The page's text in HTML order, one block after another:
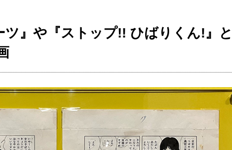
ツ』や『ストップ!! ひばりくん!』と